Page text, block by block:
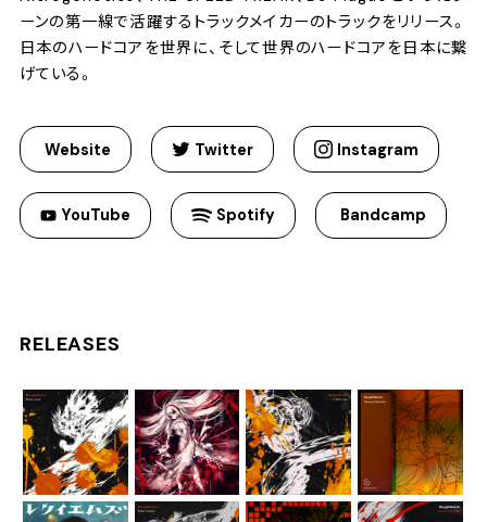
ーンの第一線で活躍するトラックメイカーのトラックをリリース。
日本のハードコアを世界に、そして世界のハードコアを日本に繋
げている。
Website Twitter Instagram
YouTube Spotify Bandcamp
RELEASES